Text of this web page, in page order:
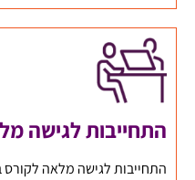
התחייבות לגישה
התחייבות לגישה מלאה